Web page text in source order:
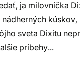
ja milovníčka
sveta Dixitu
príbehy...